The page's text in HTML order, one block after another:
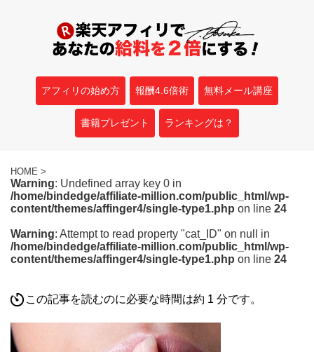
アフィリの始め方 報酬4.6倍術 無料メール講座
書籍プレゼント ランキングは？
HOME >
Warning: Undefined array key 0 in
/home/bindedge/affiliate-million.com/public_html/wp-
content/themes/affinger4/single-type1.php on line 24
Warning: Attempt to read property "cat_ID" on null in
/home/bindedge/affiliate-million.com/public_html/wp-
content/themes/affinger4/single-type1.php on line 24
この記事を読むのに必要な時間は約 1 分です。